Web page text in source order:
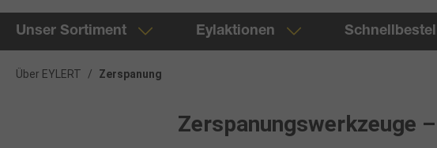
Unser Sortiment Eylaktionen
Über EYLERT / Zerspanung
Zerspanungswerkzeuge